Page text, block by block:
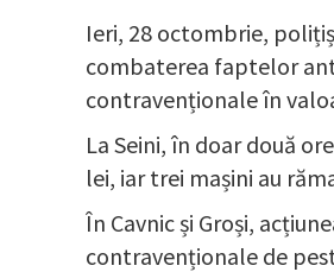
Ieri, 28 octombrie,
combaterea faptelor
contravenționale în
La Seini, în doar două
lei, iar trei mașini au
În Cavnic și Groși,
contravenționale de